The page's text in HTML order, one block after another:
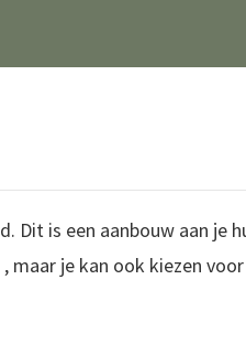
Dit is een aanbouw aan je
, maar je kan ook kiezen